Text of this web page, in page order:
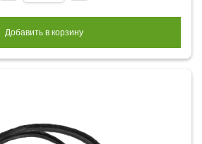
Добавить в корзину